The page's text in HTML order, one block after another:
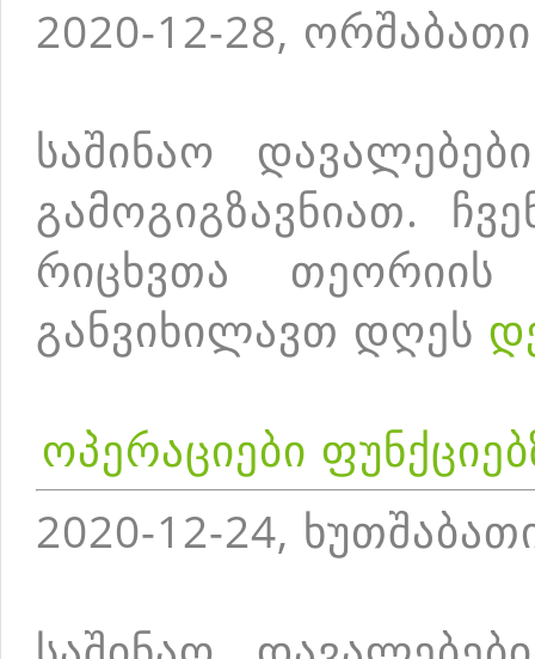
2020-12-28, ორშაბათი
საშინაო
გამოგიგზავნიათ.
რიცხვთა თეორიის
განვიხილავთ დღეს
ოპერაციები
2020-12-24,